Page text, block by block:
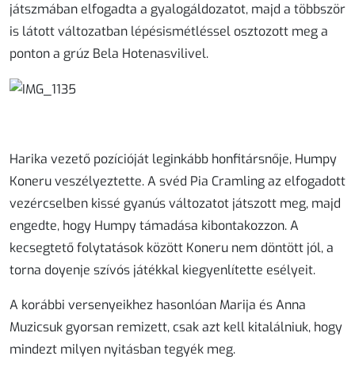
játszmában elfogadta a gyalogáldozatot, majd a többször
is látott változatban lépésismétléssel osztozott meg a
ponton a grúz Bela Hotenasvilivel.
Harika vezető pozícióját leginkább honfitársnője, Humpy
Koneru veszélyeztette. A svéd Pia Cramling az elfogadott
vezércselben kissé gyanús változatot játszott meg, majd
engedte, hogy Humpy támadása kibontakozzon. A
kecsegtető folytatások között Koneru nem döntött jól, a
torna doyenje szívós játékkal kiegyenlítette esélyeit.
A korábbi versenyeikhez hasonlóan Marija és Anna
Muzicsuk gyorsan remizett, csak azt kell kitalálniuk, hogy
mindezt milyen nyitásban tegyék meg.